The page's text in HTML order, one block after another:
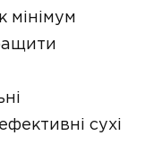
мінімум
сухі